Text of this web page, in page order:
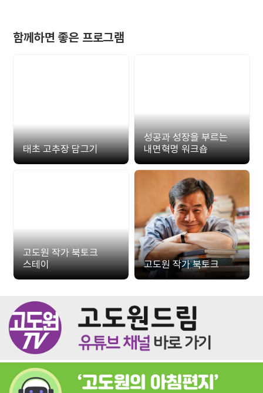
함께하면 좋은 프로그램
태초 고추장 담그기
성공과 성장을 부르는
내면혁명 워크숍
고도원 작가 북토크
스테이
고도원 작가 북토크